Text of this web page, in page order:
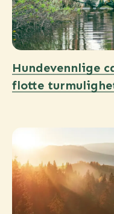
Hundevennlige
flotte